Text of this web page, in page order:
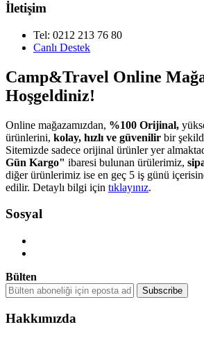
İletişim
Tel: 0212 213 76 80
Canlı Destek
Camp&Travel Online
Hoşgeldiniz!
Online mağazamızdan, %100 Orijinal,
ürünlerini, kolay, hızlı ve güvenilir bir
Sitemizde sadece orijinal ürünler yer
Gün Kargo" ibaresi bulunan ürülerimiz,
diğer ürünlerimiz ise en geç 5 iş günü
edilir. Detaylı bilgi için tıklayınız.
Sosyal
Bülten
Hakkımızda